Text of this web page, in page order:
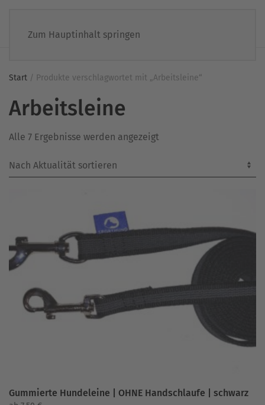
Zum Hauptinhalt springen
Start / Produkte verschlagwortet mit „Arbeitsleine“
Arbeitsleine
Alle 7 Ergebnisse werden angezeigt
Gummierte Hundeleine | OHNE Handschlaufe | schwarz